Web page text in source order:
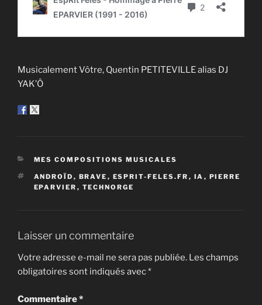
Musicalement Vôtre, Quentin PETITEVILLE alias DJ
YAK’Ô
CATÉGORIES
MES COMPOSITIONS MUSICALES
ÉTIQUETTES
ANDROÏD , BRAVE , ESPRIT-FELES.FR , IA , PIERRE
EPARVIER , TECHNORGE
Laisser un commentaire
Votre adresse e-mail ne sera pas publiée. Les champs
obligatoires sont indiqués avec*
Commentaire*